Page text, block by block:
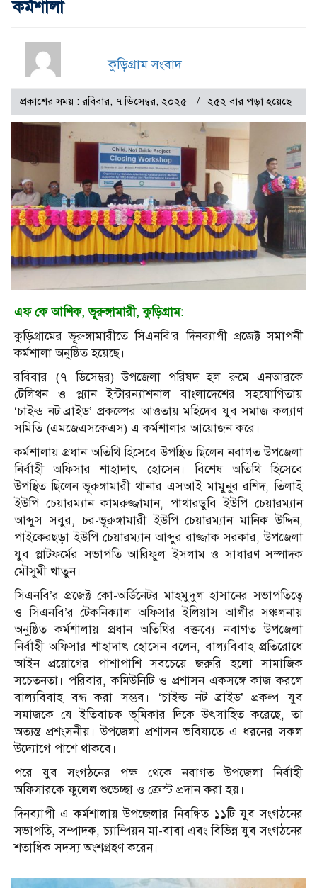
কর্মশালা
কুড়িগ্রাম সংবাদ
প্রকাশের সময় : রবিবার, ৭ ডিসেম্বর, ২০২৫ ২৫২ বার পড়া হয়েছে
এফ কে আশিক, ভূরুঙ্গামারী, কুড়িগ্রাম:
কুড়িগ্রামের ভূরুঙ্গামারীতে সিএনবি’র দিনব্যাপী প্রজেক্ট সমাপনী
কর্মশালা অনুষ্ঠিত হয়েছে।
রবিবার (৭ ডিসেম্বর) উপজেলা পরিষদ হল রুমে এনআরকে
টেলিথন ও প্ল্যান ইন্টারন্যাশনাল বাংলাদেশের সহযোগিতায়
‘চাইল্ড নট ব্রাইড’ প্রকল্পের আওতায় মহিদেব যুব সমাজ কল্যাণ
সমিতি (এমজেএসকেএস) এ কর্মশালার আয়োজন করে।
কর্মশালায় প্রধান অতিথি হিসেবে উপস্থিত ছিলেন নবাগত উপজেলা
নির্বাহী অফিসার শাহাদাৎ হোসেন। বিশেষ অতিথি হিসেবে
উপস্থিত ছিলেন ভূরুঙ্গামারী থানার এসআই মামুনুর রশিদ, তিলাই
ইউপি চেয়ারম্যান কামরুজ্জামান, পাথারডুবি ইউপি চেয়ারম্যান
আব্দুস সবুর, চর-ভূরুঙ্গামারী ইউপি চেয়ারম্যান মানিক উদ্দিন,
পাইকেরছড়া ইউপি চেয়ারম্যান আব্দুর রাজ্জাক সরকার, উপজেলা
যুব প্লাটফর্মের সভাপতি আরিফুল ইসলাম ও সাধারণ সম্পাদক
মৌসুমী খাতুন।
সিএনবি’র প্রজেক্ট কো-অর্ডিনেটর মাহমুদুল হাসানের সভাপতিত্বে
ও সিএনবি’র টেকনিক্যাল অফিসার ইলিয়াস আলীর সঞ্চলনায়
অনুষ্ঠিত কর্মশালায় প্রধান অতিথির বক্তব্যে নবাগত উপজেলা
নির্বাহী অফিসার শাহাদাৎ হোসেন বলেন, বাল্যবিবাহ প্রতিরোধে
আইন প্রয়োগের পাশাপাশি সবচেয়ে জরুরি হলো সামাজিক
সচেতনতা। পরিবার, কমিউনিটি ও প্রশাসন একসঙ্গে কাজ করলে
বাল্যবিবাহ বন্ধ করা সম্ভব। ‘চাইল্ড নট ব্রাইড’ প্রকল্প যুব
সমাজকে যে ইতিবাচক ভূমিকার দিকে উৎসাহিত করেছে, তা
অত্যন্ত প্রশংসনীয়। উপজেলা প্রশাসন ভবিষ্যতে এ ধরনের সকল
উদ্যোগে পাশে থাকবে।
পরে যুব সংগঠনের পক্ষ থেকে নবাগত উপজেলা নির্বাহী
অফিসারকে ফুলেল শুভেচ্ছা ও ক্রেস্ট প্রদান করা হয়।
দিনব্যাপী এ কর্মশালায় উপজেলার নিবন্ধিত ১১টি যুব সংগঠনের
সভাপতি, সম্পাদক, চ্যাম্পিয়ন মা-বাবা এবং বিভিন্ন যুব সংগঠনের
শতাধিক সদস্য অংশগ্রহণ করেন।